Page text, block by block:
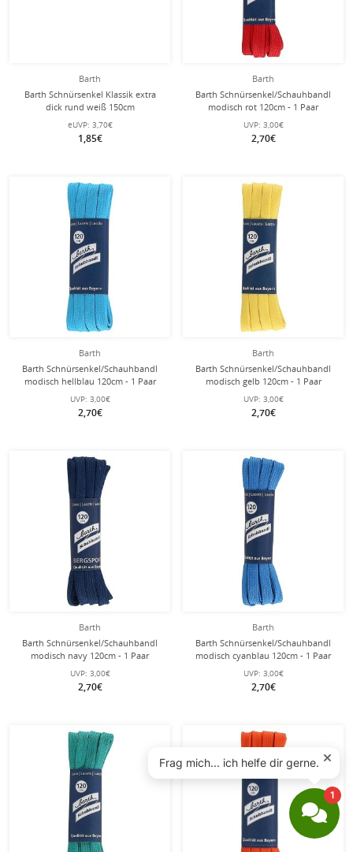
Barth
Barth Schnürsenkel Klassik extra
dick rund weiß 150cm
eUVP: 3,70€
1,85€
Barth
Barth Schnürsenkel/Schauhbandl
modisch rot 120cm - 1 Paar
UVP: 3,00€
2,70€
Barth
Barth Schnürsenkel/Schauhbandl
modisch hellblau 120cm - 1 Paar
UVP: 3,00€
2,70€
Barth
Barth Schnürsenkel/Schauhbandl
modisch gelb 120cm - 1 Paar
UVP: 3,00€
2,70€
Barth
Barth Schnürsenkel/Schauhbandl
modisch navy 120cm - 1 Paar
UVP: 3,00€
2,70€
Barth
Barth Schnürsenkel/Schauhbandl
modisch cyanblau 120cm - 1 Paar
UVP: 3,00€
2,70€